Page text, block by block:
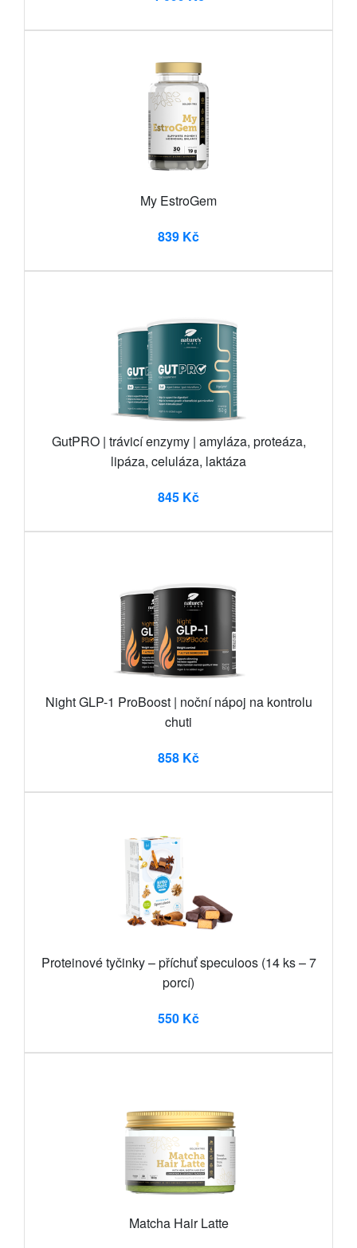
My EstroGem
839 Kč
GutPRO | trávicí enzymy | amyláza, proteáza,
lipáza, celuláza, laktáza
845 Kč
Night GLP-1 ProBoost | noční nápoj na kontrolu
chuti
858 Kč
Proteinové tyčinky – příchuť speculoos (14 ks – 7
porcí)
550 Kč
Matcha Hair Latte